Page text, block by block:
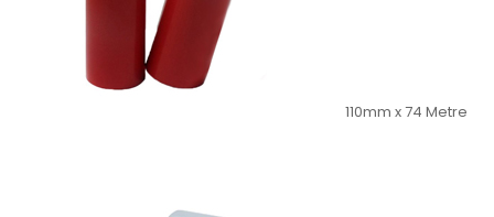
110mm x 74 Metre